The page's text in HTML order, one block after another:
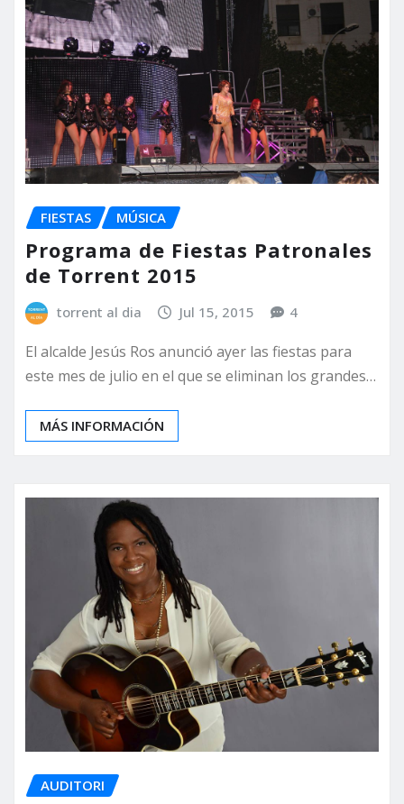
FIESTAS MÚSICA
Programa de Fiestas Patronales
de Torrent 2015
torrent al dia Jul 15, 2015 4
El alcalde Jesús Ros anunció ayer las fiestas para
este mes de julio en el que se eliminan los grandes…
MÁS INFORMACIÓN
AUDITORI